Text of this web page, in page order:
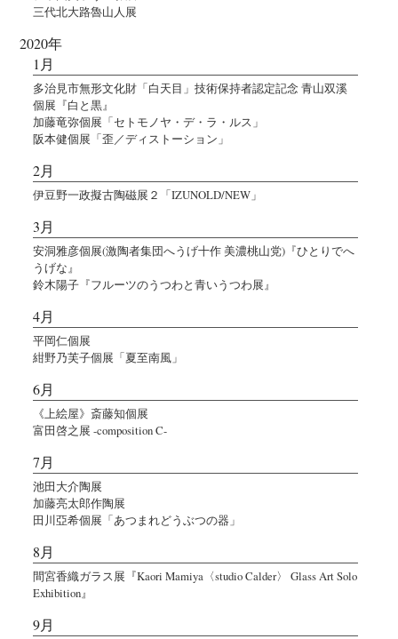
三代北大路魯山人展
2020年
1月
多治見市無形文化財「白天目」技術保持者認定記念 青山双溪
個展『白と黒』
加藤竜弥個展「セトモノヤ・デ・ラ・ルス」
阪本健個展「歪／ディストーション」
2月
伊豆野一政擬古陶磁展２「IZUNOLD/NEW」
3月
安洞雅彦個展(激陶者集団へうげ十作 美濃桃山党)『ひとりでへ
うげな』
鈴木陽子『フルーツのうつわと青いうつわ展』
4月
平岡仁個展
紺野乃芙子個展「夏至南風」
6月
《上絵屋》斎藤知個展
富田啓之展 -composition C-
7月
池田大介陶展
加藤亮太郎作陶展
田川亞希個展「あつまれどうぶつの器」
8月
間宮香織ガラス展『Kaori Mamiya〈studio Calder〉 Glass Art Solo
Exhibition』
9月